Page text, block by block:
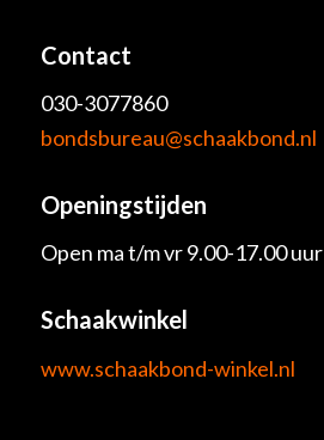
Contact
030-3077860
bondsbureau@schaakbond.nl
Openingstijden
Open ma t/m vr 9.00-17.00 uur
Schaakwinkel
www.schaakbond-winkel.nl